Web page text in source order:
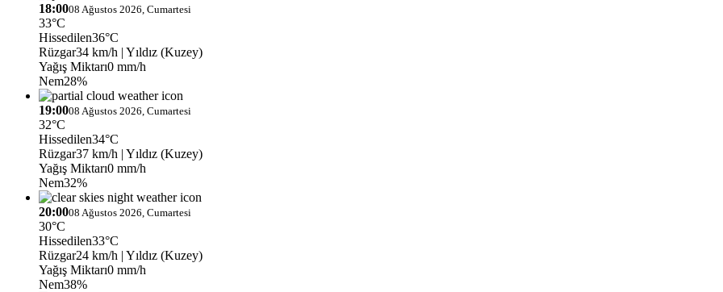
18:0008 Ağustos 2026, Cumartesi
33°C
Hissedilen36°C
Rüzgar34 km/h | Yıldız (Kuzey)
Yağış Miktarı0 mm/h
Nem28%
19:0008 Ağustos 2026, Cumartesi
32°C
Hissedilen34°C
Rüzgar37 km/h | Yıldız (Kuzey)
Yağış Miktarı0 mm/h
Nem32%
20:0008 Ağustos 2026, Cumartesi
30°C
Hissedilen33°C
Rüzgar24 km/h | Yıldız (Kuzey)
Yağış Miktarı0 mm/h
Nem38%